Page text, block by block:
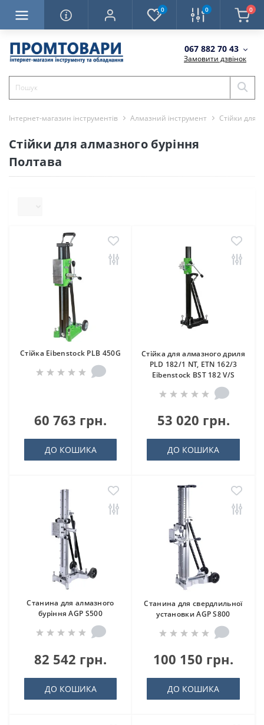
0 0 0
067 882 70 43
Замовити дзвінок
Інтернет-магазин інструментів Алмазний інструмент Стійки для
Стійки для алмазного буріння
Полтава
Стійка Eibenstock PLB 450G
60 763 грн.
ДО КОШИКА
Стійка для алмазного дриля
PLD 182/1 NT, ETN 162/3
Eibenstock BST 182 V/S
53 020 грн.
ДО КОШИКА
Станина для алмазного
буріння AGP S500
82 542 грн.
ДО КОШИКА
Станина для свердлильної
установки AGP S800
100 150 грн.
ДО КОШИКА